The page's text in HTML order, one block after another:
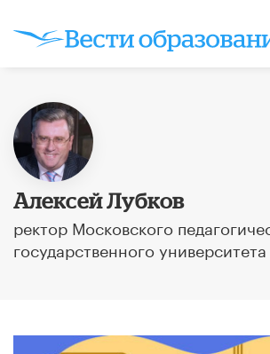
Алексей Лубков
ректор Московского
государственного университета